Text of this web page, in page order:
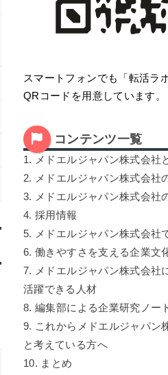
スマートフォンでも「転活ラ
QRコードを用意しています。
コンテンツ一覧
1. メドエルジャパン株式会社
2. メドエルジャパン株式会社
3. メドエルジャパン株式会社
4. 採用情報
5. メドエルジャパン株式会社
6. 働きやすさを支える企業文
7. メドエルジャパン株式会社
活躍できる人材
8. 編集部による企業研究ノー
9. これからメドエルジャパン
と考えている方へ
10. まとめ